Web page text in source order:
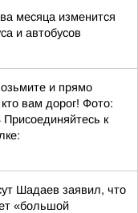
месяца изменится
и автобусов
и прямо
вам дорог! Фото:
к
Шадаев заявил, что
«большой